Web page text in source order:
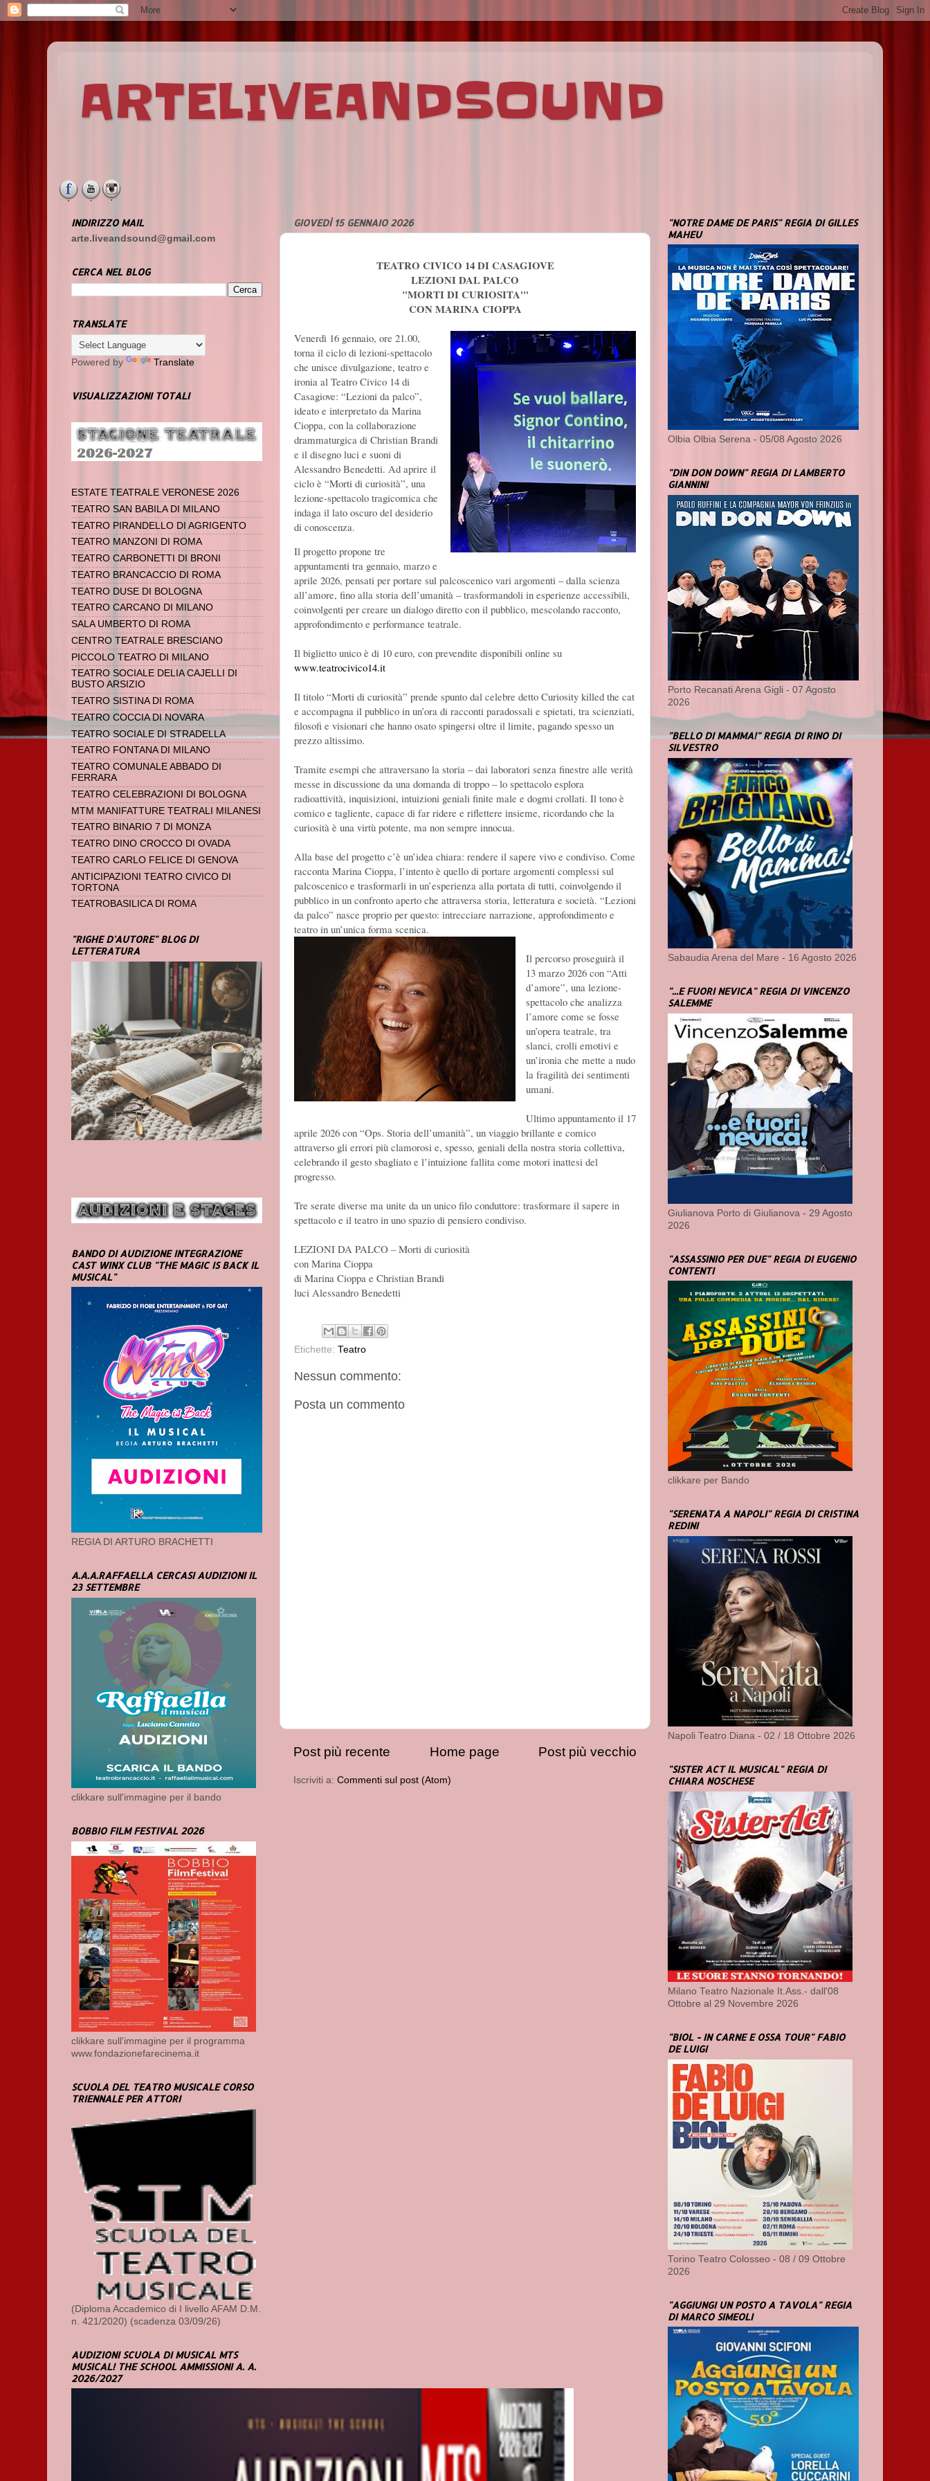
ARTELIVEANDSOUND
GIOVEDÌ 15 GENNAIO 2026
TEATRO CIVICO 14 DI CASAGIOVE
LEZIONI DAL PALCO
"MORTI DI CURIOSITA'"
CON MARINA CIOPPA
Venerdì 16 gennaio, ore 21.00,
torna il ciclo di lezioni-spettacolo
che unisce divulgazione, teatro e
ironia al Teatro Civico 14 di
Casagiove: “Lezioni da palco”,
ideato e interpretato da Marina
Cioppa, con la collaborazione
drammaturgica di Christian Brandi
e il disegno luci e suoni di
Alessandro Benedetti. Ad aprire il
ciclo è “Morti di curiosità”, una
lezione-spettacolo tragicomica che
indaga il lato oscuro del desiderio
di conoscenza.
Il progetto propone tre
appuntamenti tra gennaio, marzo e
aprile 2026, pensati per portare sul palcoscenico vari argomenti – dalla scienza
all’amore, fino alla storia dell’umanità – trasformandoli in esperienze accessibili,
coinvolgenti per creare un dialogo diretto con il pubblico, mescolando racconto,
approfondimento e performance teatrale.
Il biglietto unico è di 10 euro, con prevendite disponibili online su
www.teatrocivico14.it
Il titolo “Morti di curiosità” prende spunto dal celebre detto Curiosity killed the cat
e accompagna il pubblico in un’ora di racconti paradossali e spietati, tra scienziati,
filosofi e visionari che hanno osato spingersi oltre il limite, pagando spesso un
prezzo altissimo.
Tramite esempi che attraversano la storia – dai laboratori senza finestre alle verità
messe in discussione da una domanda di troppo – lo spettacolo esplora
radioattività, inquisizioni, intuizioni geniali finite male e dogmi crollati. Il tono è
comico e tagliente, capace di far ridere e riflettere insieme, ricordando che la
curiosità è una virtù potente, ma non sempre innocua.
Alla base del progetto c’è un’idea chiara: rendere il sapere vivo e condiviso. Come
racconta Marina Cioppa, l’intento è quello di portare argomenti complessi sul
palcoscenico e trasformarli in un’esperienza alla portata di tutti, coinvolgendo il
pubblico in un confronto aperto che attraversa storia, letteratura e società. “Lezioni
da palco” nasce proprio per questo: intrecciare narrazione, approfondimento e
teatro in un’unica forma scenica.
Il percorso proseguirà il
13 marzo 2026 con “Atti
d’amore”, una lezione-
spettacolo che analizza
l’amore come se fosse
un’opera teatrale, tra
slanci, crolli emotivi e
un’ironia che mette a nudo
la fragilità dei sentimenti
umani.
Ultimo appuntamento il 17
aprile 2026 con “Ops. Storia dell’umanità”, un viaggio brillante e comico
attraverso gli errori più clamorosi e, spesso, geniali della nostra storia collettiva,
celebrando il gesto sbagliato e l’intuizione fallita come motori inattesi del
progresso.
Tre serate diverse ma unite da un unico filo conduttore: trasformare il sapere in
spettacolo e il teatro in uno spazio di pensiero condiviso.
LEZIONI DA PALCO – Morti di curiosità
con Marina Cioppa
di Marina Cioppa e Christian Brandi
luci Alessandro Benedetti
Etichette: Teatro
Nessun commento:
Posta un commento
Post più recente Post più vecchio
Home page
Iscriviti a: Commenti sul post (Atom)
INDIRIZZO MAIL
arte.liveandsound@gmail.com
CERCA NEL BLOG
TRANSLATE
Powered by Translate
VISUALIZZAZIONI TOTALI
ESTATE TEATRALE VERONESE 2026
TEATRO SAN BABILA DI MILANO
TEATRO PIRANDELLO DI AGRIGENTO
TEATRO MANZONI DI ROMA
TEATRO CARBONETTI DI BRONI
TEATRO BRANCACCIO DI ROMA
TEATRO DUSE DI BOLOGNA
TEATRO CARCANO DI MILANO
SALA UMBERTO DI ROMA
CENTRO TEATRALE BRESCIANO
PICCOLO TEATRO DI MILANO
TEATRO SOCIALE DELIA CAJELLI DI
BUSTO ARSIZIO
TEATRO SISTINA DI ROMA
TEATRO COCCIA DI NOVARA
TEATRO SOCIALE DI STRADELLA
TEATRO FONTANA DI MILANO
TEATRO COMUNALE ABBADO DI
FERRARA
TEATRO CELEBRAZIONI DI BOLOGNA
MTM MANIFATTURE TEATRALI MILANESI
TEATRO BINARIO 7 DI MONZA
TEATRO DINO CROCCO DI OVADA
TEATRO CARLO FELICE DI GENOVA
ANTICIPAZIONI TEATRO CIVICO DI
TORTONA
TEATROBASILICA DI ROMA
"RIGHE D'AUTORE" BLOG DI
LETTERATURA
BANDO DI AUDIZIONE INTEGRAZIONE
CAST WINX CLUB "THE MAGIC IS BACK IL
MUSICAL"
REGIA DI ARTURO BRACHETTI
A.A.A.RAFFAELLA CERCASI AUDIZIONI IL
23 SETTEMBRE
clikkare sull'immagine per il bando
BOBBIO FILM FESTIVAL 2026
clikkare sull'immagine per il programma
www.fondazionefarecinema.it
SCUOLA DEL TEATRO MUSICALE CORSO
TRIENNALE PER ATTORI
(Diploma Accademico di I livello AFAM D.M.
n. 421/2020) (scadenza 03/09/26)
AUDIZIONI SCUOLA DI MUSICAL MTS
MUSICAL! THE SCHOOL AMMISSIONI A. A.
2026/2027
"NOTRE DAME DE PARIS" REGIA DI GILLES
MAHEU
Olbia Olbia Serena - 05/08 Agosto 2026
"DIN DON DOWN" REGIA DI LAMBERTO
GIANNINI
Porto Recanati Arena Gigli - 07 Agosto
2026
"BELLO DI MAMMA!" REGIA DI RINO DI
SILVESTRO
Sabaudia Arena del Mare - 16 Agosto 2026
"...E FUORI NEVICA" REGIA DI VINCENZO
SALEMME
Giulianova Porto di Giulianova - 29 Agosto
2026
"ASSASSINIO PER DUE" REGIA DI EUGENIO
CONTENTI
clikkare per Bando
"SERENATA A NAPOLI" REGIA DI CRISTINA
REDINI
Napoli Teatro Diana - 02 / 18 Ottobre 2026
"SISTER ACT IL MUSICAL" REGIA DI
CHIARA NOSCHESE
Milano Teatro Nazionale It.Ass.- dall'08
Ottobre al 29 Novembre 2026
"BIOL - IN CARNE E OSSA TOUR" FABIO
DE LUIGI
Torino Teatro Colosseo - 08 / 09 Ottobre
2026
"AGGIUNGI UN POSTO A TAVOLA" REGIA
DI MARCO SIMEOLI